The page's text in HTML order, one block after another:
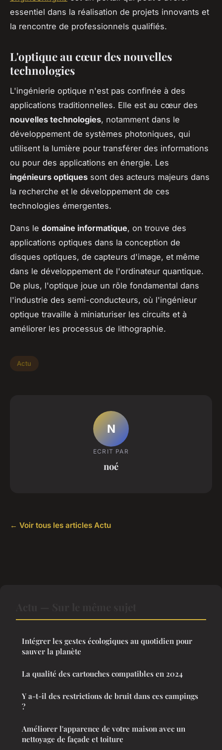
essentiel dans la réalisation de projets innovants et
la rencontre de professionnels qualifiés.
L'optique au cœur des nouvelles
technologies
L'ingénierie optique n'est pas confinée à des
applications traditionnelles. Elle est au cœur des
nouvelles technologies, notamment dans le
développement de systèmes photoniques, qui
utilisent la lumière pour transférer des informations
ou pour des applications en énergie. Les
ingénieurs optiques sont des acteurs majeurs dans
la recherche et le développement de ces
technologies émergentes.
Dans le domaine informatique, on trouve des
applications optiques dans la conception de
disques optiques, de capteurs d'image, et même
dans le développement de l'ordinateur quantique.
De plus, l'optique joue un rôle fondamental dans
l'industrie des semi-conducteurs, où l'ingénieur
optique travaille à miniaturiser les circuits et à
améliorer les processus de lithographie.
Actu
N
ECRIT PAR
noé
← Voir tous les articles Actu
Intégrer les gestes écologiques au quotidien pour
sauver la planète
La qualité des cartouches compatibles en 2024
Y a-t-il des restrictions de bruit dans ces campings
?
Améliorer l'apparence de votre maison avec un
nettoyage de façade et toiture